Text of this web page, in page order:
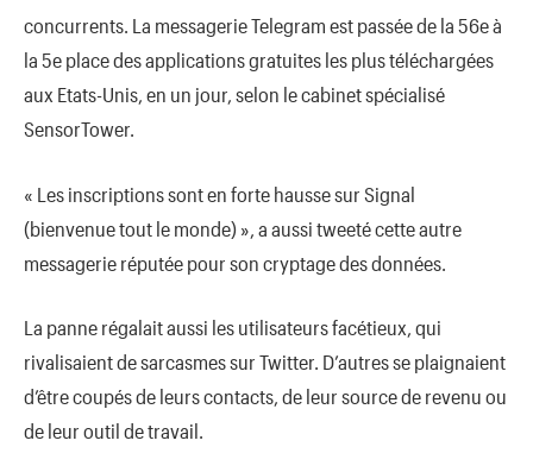
concurrents. La messagerie Telegram est passée de la 56e à
la 5e place des applications gratuites les plus téléchargées
aux Etats-Unis, en un jour, selon le cabinet spécialisé
SensorTower.
« Les inscriptions sont en forte hausse sur Signal
(bienvenue tout le monde) », a aussi tweeté cette autre
messagerie réputée pour son cryptage des données.
La panne régalait aussi les utilisateurs facétieux, qui
rivalisaient de sarcasmes sur Twitter. D’autres se plaignaient
d’être coupés de leurs contacts, de leur source de revenu ou
de leur outil de travail.